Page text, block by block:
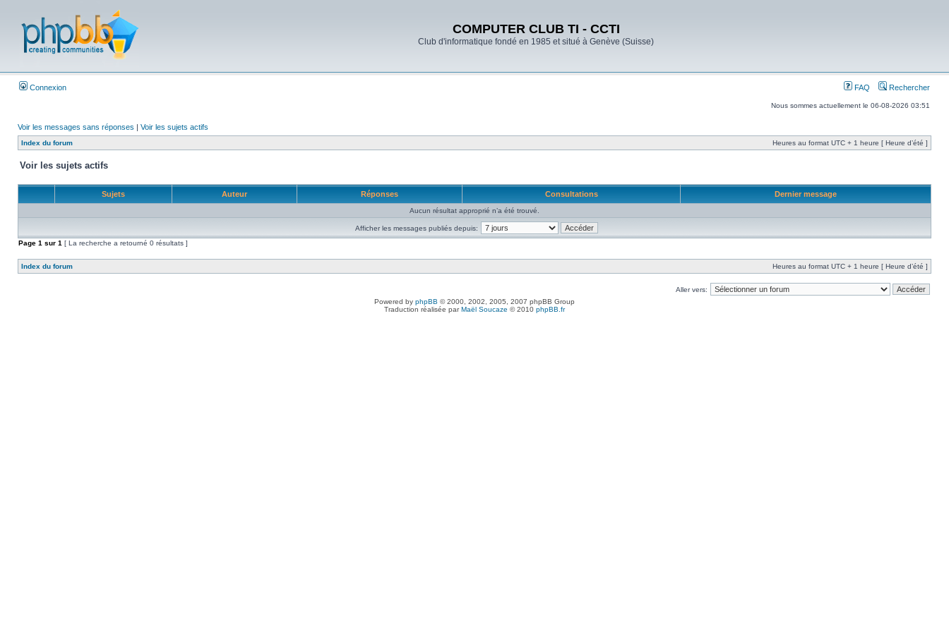
COMPUTER CLUB TI - CCTI
Club d'informatique fondé en 1985 et situé à Genève (Suisse)
Connexion FAQ Rechercher
Nous sommes actuellement le 06-08-2026 03:51
Voir les messages sans réponses | Voir les sujets actifs
Index du forum Heures au format UTC + 1 heure [ Heure d’été ]
Voir les sujets actifs
Sujets Auteur Réponses Consultations Dernier message
Aucun résultat approprié n’a été trouvé.
Afficher les messages publiés depuis:
Page 1 sur 1 [ La recherche a retourné 0 résultats ]
Index du forum Heures au format UTC + 1 heure [ Heure d’été ]
Aller vers:
Powered by phpBB © 2000, 2002, 2005, 2007 phpBB Group
Traduction réalisée parMaël Soucaze © 2010 phpBB.fr